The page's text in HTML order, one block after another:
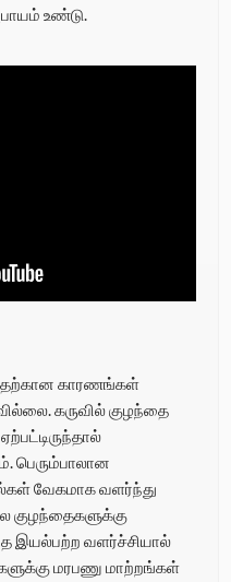
உண்டு.
காரணங்கள்
கருவில் குழந்தை
பெரும்பாலான
வேகமாக வளர்ந்து
குழந்தைகளுக்கு
இயல்பற்ற வளர்ச்சியால்
மரபணு மாற்றங்கள்